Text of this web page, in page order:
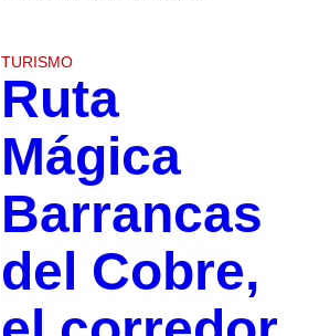
TURISMO
Ruta
Mágica
Barrancas
del Cobre,